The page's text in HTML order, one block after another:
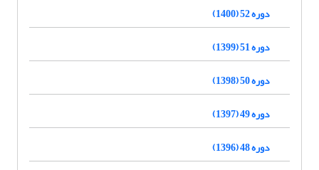
دوره 52 (1400)
دوره 51 (1399)
دوره 50 (1398)
دوره 49 (1397)
دوره 48 (1396)